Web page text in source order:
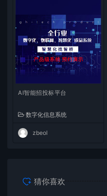
AI智能招投标平台
数字化信息系统
zbeol
猜你喜欢